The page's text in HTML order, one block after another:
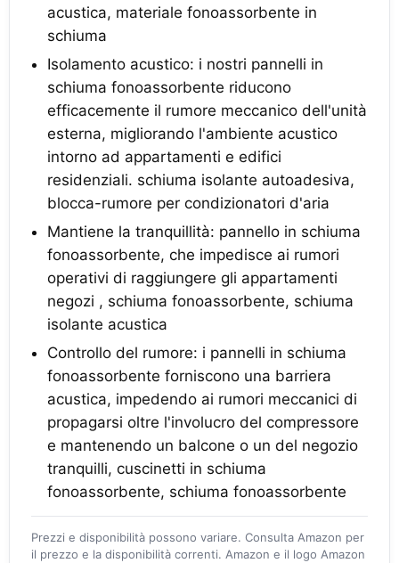
acustica, materiale fonoassorbente in
schiuma
Isolamento acustico: i nostri pannelli in
schiuma fonoassorbente riducono
efficacemente il rumore meccanico dell'unità
esterna, migliorando l'ambiente acustico
intorno ad appartamenti e edifici
residenziali. schiuma isolante autoadesiva,
blocca-rumore per condizionatori d'aria
Mantiene la tranquillità: pannello in schiuma
fonoassorbente, che impedisce ai rumori
operativi di raggiungere gli appartamenti
negozi , schiuma fonoassorbente, schiuma
isolante acustica
Controllo del rumore: i pannelli in schiuma
fonoassorbente forniscono una barriera
acustica, impedendo ai rumori meccanici di
propagarsi oltre l'involucro del compressore
e mantenendo un balcone o un del negozio
tranquilli, cuscinetti in schiuma
fonoassorbente, schiuma fonoassorbente
Prezzi e disponibilità possono variare. Consulta Amazon per
il prezzo e la disponibilità correnti. Amazon e il logo Amazon